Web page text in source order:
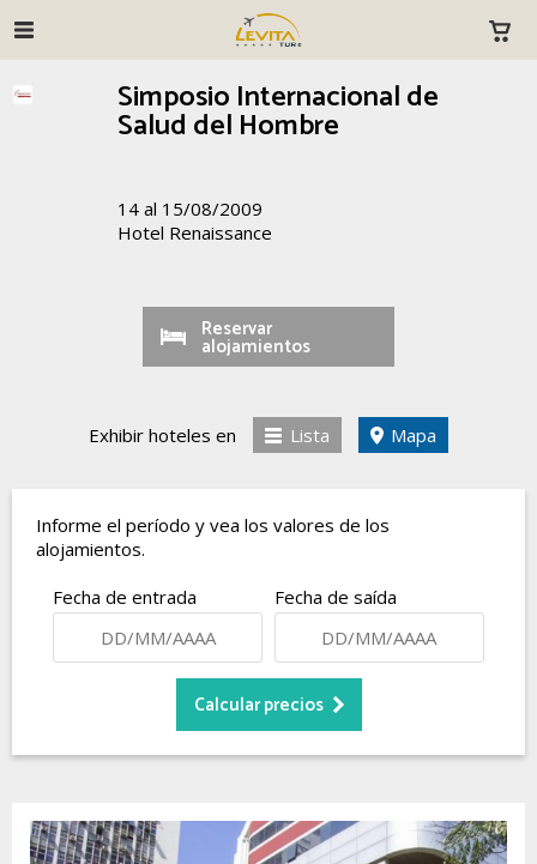
Simposio Internacional de
Salud del Hombre
14 al 15/08/2009
Hotel Renaissance
Reservar
alojamientos
Informe el período y vea los valores de los
alojamientos.
Fecha de entrada
Fecha de saída
Exhibir hoteles en Lista Mapa